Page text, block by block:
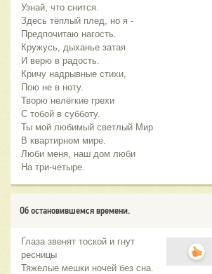
Узнай, что снится.
Здесь тёплый плед, но я -
Предпочитаю нагость.
Кружусь, дыханье затая
И верю в радость.
Кричу надрывные стихи,
Пою не в ноту.
Творю нелёгкие грехи
С тобой в субботу.
Ты мой любимый светлый Мир
В квартирном мире.
Люби меня, наш дом люби
На три-четыре.
Об остановившемся времени.
Глаза звенят тоской и гнут
ресницы
Тяжелые мешки ночей без сна.